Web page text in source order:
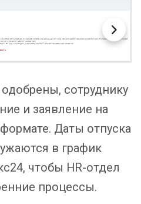
сотруднику
и заявление на
Даты отпуска
в график
чтобы HR-отдел
процессы.